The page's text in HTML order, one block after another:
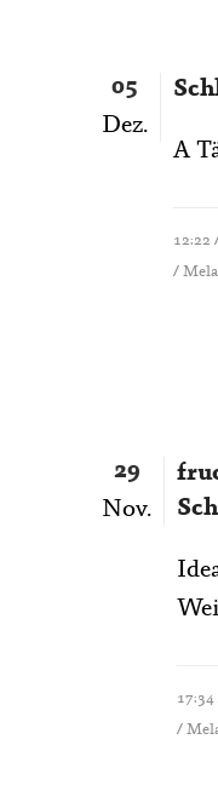
05
Dez.
A
12:22
/
29
Nov.
17:34
/